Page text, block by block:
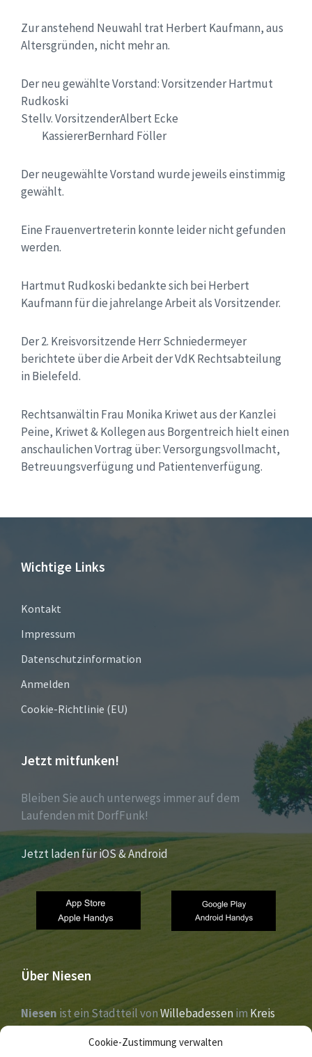
Cookie-Zustimmung verwalten
Zur anstehend Neuwahl trat Herbert Kaufmann, aus
Altersgründen, nicht mehr an.
Der neu gewählte Vorstand:Vorsitzender​​Hartmut
Rudkoski
Stellv. VorsitzenderAlbert Ecke
KassiererBernhard Föller
Der neugewählte Vorstand wurde jeweils einstimmig
gewählt.
Eine Frauenvertreterin konnte leider nicht gefunden
werden.
Hartmut Rudkoski bedankte sich bei Herbert
Kaufmann für die jahrelange Arbeit als Vorsitzender.
Der 2. Kreisvorsitzende HerrSchniedermeyer
berichtete über die Arbeit der VdK Rechtsabteilung
in Bielefeld.
Rechtsanwältin Frau Monika Kriwet aus der Kanzlei
Peine, Kriwet & Kollegen aus Borgentreich hielt einen
anschaulichen Vortrag über: Versorgungsvollmacht,
Betreuungsverfügung und Patientenverfügung.
Wichtige Links
Kontakt
Impressum
Datenschutzinformation
Anmelden
Cookie-Richtlinie (EU)
Jetzt mitfunken!
Bleiben Sie auch unterwegs immer auf dem
Laufenden mit DorfFunk!
Jetzt laden für iOS & Android
Über Niesen
Niesen ist ein Stadtteil vonWillebadessenim Kreis
Höxter,Nordrhein-Westfalen. Der Ort liegt im Tal der
und wurde 1273 erstmals urkundlich erwähnt.